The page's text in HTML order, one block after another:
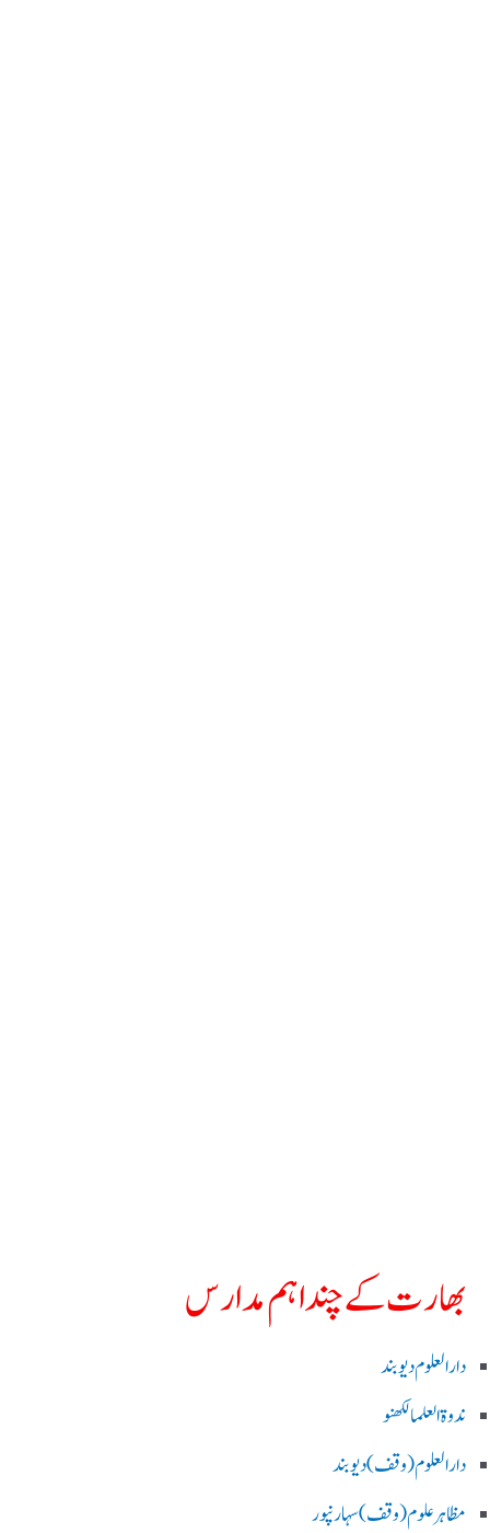
بھارت کے چند اہم مدارس
دارالعلوم دیوبند
ندوۃالعلما لکھنو
دارالعلوم (وقف)دیوبند
مظاہرعلوم (وقف)سہارنپور